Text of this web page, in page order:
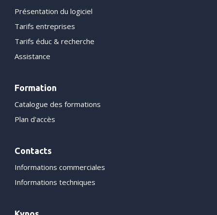
Présentation du logiciel
Tarifs entreprises
Tarifs éduc & recherche
Assistance
Formation
Catalogue des formations
Plan d'accès
Contacts
Informations commerciales
Informations techniques